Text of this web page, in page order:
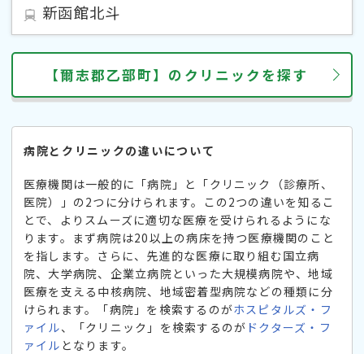
新函館北斗
【爾志郡乙部町】のクリニックを探す
病院とクリニックの違いについて
医療機関は一般的に「病院」と「クリニック（診療所、
医院）」の2つに分けられます。この2つの違いを知るこ
とで、よりスムーズに適切な医療を受けられるようにな
ります。まず病院は20以上の病床を持つ医療機関のこと
を指します。さらに、先進的な医療に取り組む国立病
院、大学病院、企業立病院といった大規模病院や、地域
医療を支える中核病院、地域密着型病院などの種類に分
けられます。「病院」を検索するのがホスピタルズ・フ
ァイル、「クリニック」を検索するのが ドクターズ・フ
ァイル となります。